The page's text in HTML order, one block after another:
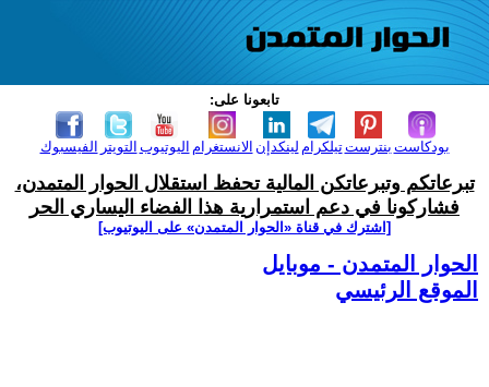
تابعونا على:
الفيسبوك التويتر اليوتيوب الانستغرام لينكدإن تيلكرامبنترست بودكاست
تبرعاتكم وتبرعاتكن المالية تحفظ استقلال الحوار المتمدن،
فشاركونا في دعم استمرارية هذا الفضاء اليساري الحر
[اشترك في قناة ‫«الحوار المتمدن» على اليوتيوب]
الحوار المتمدن - موبايل
الموقع الرئيسي